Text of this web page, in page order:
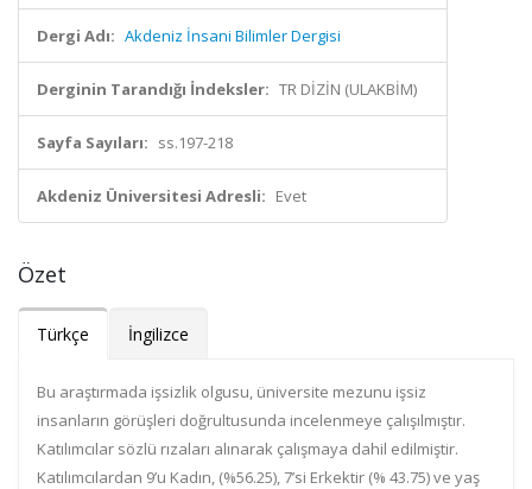
Dergi Adı: Akdeniz İnsani Bilimler Dergisi
Derginin Tarandığı İndeksler: TR DİZİN (ULAKBİM)
Sayfa Sayıları: ss.197-218
Akdeniz Üniversitesi Adresli: Evet
Özet
Türkçe İngilizce
Bu araştırmada işsizlik olgusu, üniversite mezunu işsiz
insanların görüşleri doğrultusunda incelenmeye çalışılmıştır.
Katılımcılar sözlü rızaları alınarak çalışmaya dahil edilmiştir.
Katılımcılardan 9’u Kadın, (%56.25), 7’si Erkektir (% 43.75) ve yaş